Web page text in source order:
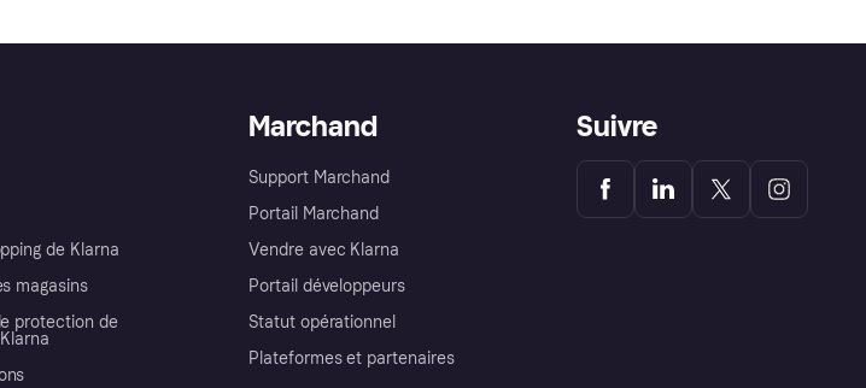
de Klarna
magasins
protection de
Marchand
Support Marchand
Portail Marchand
Vendre avec Klarna
Portail développeurs
Statut opérationnel
Plateformes et partenaires
Suivre